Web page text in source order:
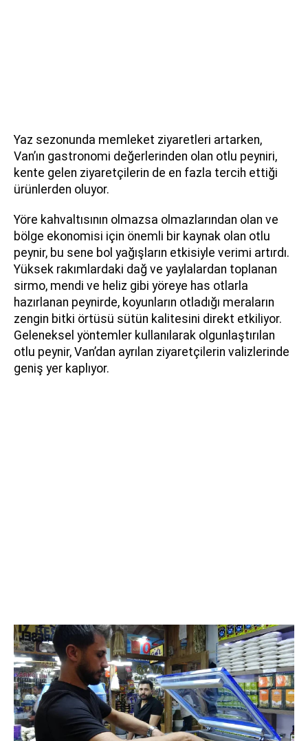
Yaz sezonunda memleket ziyaretleri artarken,
Van’ın gastronomi değerlerinden olan otlu peyniri,
kente gelen ziyaretçilerin de en fazla tercih ettiği
ürünlerden oluyor.
Yöre kahvaltısının olmazsa olmazlarından olan ve
bölge ekonomisi için önemli bir kaynak olan otlu
peynir, bu sene bol yağışların etkisiyle verimi artırdı.
Yüksek rakımlardaki dağ ve yaylalardan toplanan
sirmo, mendi ve heliz gibi yöreye has otlarla
hazırlanan peynirde, koyunların otladığı meraların
zengin bitki örtüsü sütün kalitesini direkt etkiliyor.
Geleneksel yöntemler kullanılarak olgunlaştırılan
otlu peynir, Van’dan ayrılan ziyaretçilerin valizlerinde
geniş yer kaplıyor.